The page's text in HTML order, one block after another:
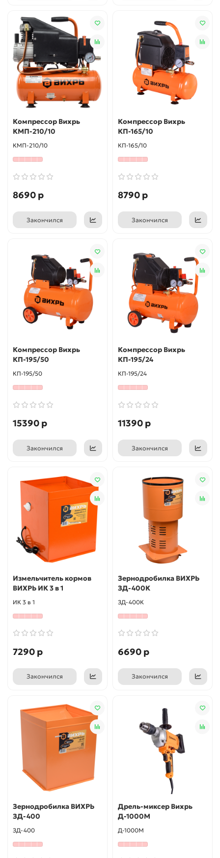
Компрессор Вихрь
КМП-210/10
КМП-210/10
8690 р
Закончился
Компрессор Вихрь
КП-165/10
КП-165/10
8790 р
Закончился
Компрессор Вихрь
КП-195/50
КП-195/50
15390 р
Закончился
Компрессор Вихрь
КП-195/24
КП-195/24
11390 р
Закончился
Измельчитель кормов
ВИХРЬ ИК 3 в 1
ИК 3 в 1
7290 р
Закончился
Зернодробилка ВИХРЬ
ЗД-400К
ЗД-400К
6690 р
Закончился
Зернодробилка ВИХРЬ
ЗД-400
ЗД-400
Дрель-миксер Вихрь
Д-1000М
Д-1000М